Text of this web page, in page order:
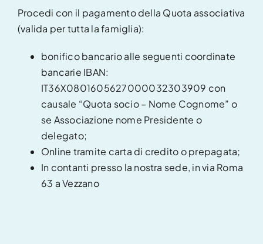
Procedi con il pagamento della Quota associativa
(valida per tutta la famiglia):
bonifico bancario alle seguenti coordinate
bancarie IBAN:
IT36X0801605627000032303909 con
causale “Quota socio – Nome Cognome” o
se Associazione nome Presidente o
delegato;
Online tramite carta di credito o prepagata;
In contanti presso la nostra sede, in via Roma
63 a Vezzano